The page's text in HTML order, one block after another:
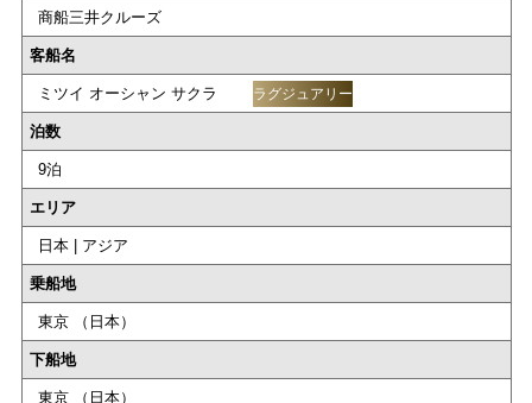
商船三井クルーズ
客船名
ミツイ オーシャン サクラ ラグジュアリー
泊数
9泊
エリア
日本 | アジア
乗船地
東京 （日本）
下船地
東京 （日本）